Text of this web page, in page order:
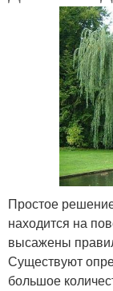
Простое
находится на
высажены
Существуют
большое